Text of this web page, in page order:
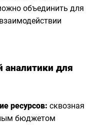
объединить для
аналитики для
ресурсов: cквозная
бюджетом